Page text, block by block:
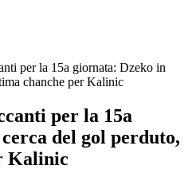
per la 15a giornata: Dzeko in
chanche per Kalinic
per la 15a
del gol perduto,
Kalinic